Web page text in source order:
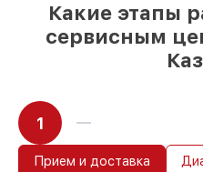
Какие этапы
сервисным
1
Прием и доставка